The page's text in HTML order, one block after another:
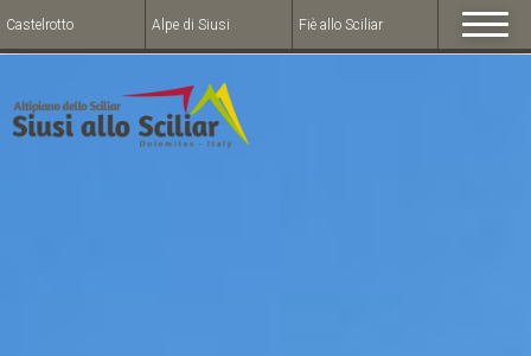
Castelrotto Alpe di Siusi Fiè allo Sciliar